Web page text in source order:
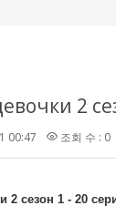
2
00:47 조회 수 : 0
сезон 1 - 20